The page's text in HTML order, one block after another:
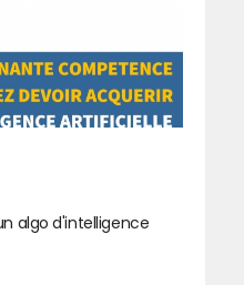
algo d'intelligence